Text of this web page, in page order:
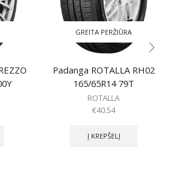
GREITA PERŽIŪRA
Padanga ROTALLA RH02
165/65R14 79T
ROTALLA
€40.54
Į KREPŠELĮ